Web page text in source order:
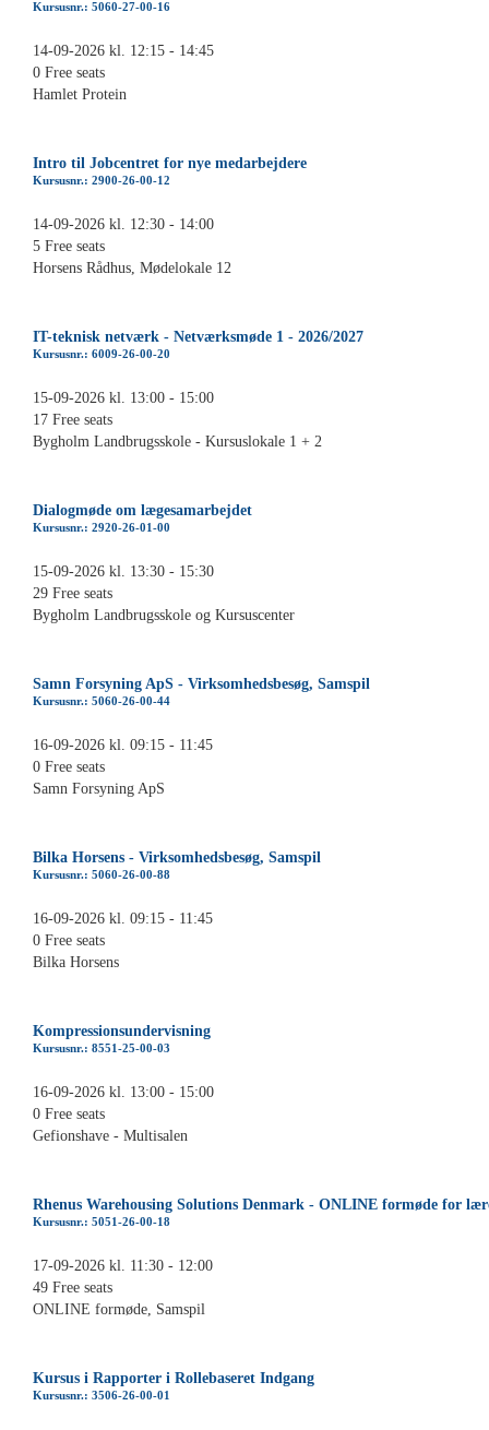
Kursusnr.: 5060-27-00-16
14-09-2026 kl. 12:15 - 14:45
0 Free seats
Hamlet Protein
Intro til Jobcentret for nye medarbejdere
Kursusnr.: 2900-26-00-12
14-09-2026 kl. 12:30 - 14:00
5 Free seats
Horsens Rådhus, Mødelokale 12
IT-teknisk netværk - Netværksmøde 1 - 2026/2027
Kursusnr.: 6009-26-00-20
15-09-2026 kl. 13:00 - 15:00
17 Free seats
Bygholm Landbrugsskole - Kursuslokale 1 + 2
Dialogmøde om lægesamarbejdet
Kursusnr.: 2920-26-01-00
15-09-2026 kl. 13:30 - 15:30
29 Free seats
Bygholm Landbrugsskole og Kursuscenter
Samn Forsyning ApS - Virksomhedsbesøg, Samspil
Kursusnr.: 5060-26-00-44
16-09-2026 kl. 09:15 - 11:45
0 Free seats
Samn Forsyning ApS
Bilka Horsens - Virksomhedsbesøg, Samspil
Kursusnr.: 5060-26-00-88
16-09-2026 kl. 09:15 - 11:45
0 Free seats
Bilka Horsens
Kompressionsundervisning
Kursusnr.: 8551-25-00-03
16-09-2026 kl. 13:00 - 15:00
0 Free seats
Gefionshave - Multisalen
Rhenus Warehousing Solutions Denmark - ONLINE formøde for
Kursusnr.: 5051-26-00-18
17-09-2026 kl. 11:30 - 12:00
49 Free seats
ONLINE formøde, Samspil
Kursus i Rapporter i Rollebaseret Indgang
Kursusnr.: 3506-26-00-01